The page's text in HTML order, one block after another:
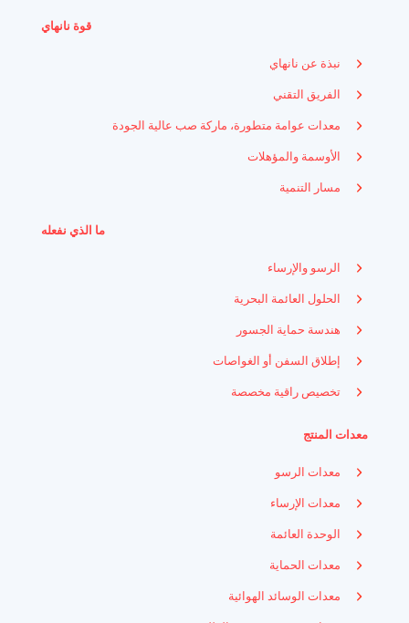
قوة نانهاي
نبذة عن نانهاي
الفريق التقني
معدات عوامة متطورة، ماركة صب عالية الجودة
الأوسمة والمؤهلات
مسار التنمية
ما الذي نفعله
الرسو والإرساء
الحلول العائمة البحرية
هندسة حماية الجسور
إطلاق السفن أو الغواصات
تخصيص راقية مخصصة
معدات المنتج
معدات الرسو
معدات الإرساء
الوحدة العائمة
معدات الحماية
معدات الوسائد الهوائية
Indonesian